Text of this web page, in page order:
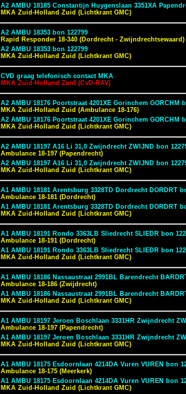
A2 AMBU 18185 Constantijn Huygenslaan 3351XA
MKA Zuid-Holland Zuid (Lichtkrant GMC)
A2 AMBU 18353 bon 122799
Rapid Responder 18-340 (Dordrecht - Zwijndrechtsewaard)
A2 AMBU 18353 bon 122799
MKA Zuid-Holland Zuid (Lichtkrant GMC)
CVD graag telefonisch contact MKA
MKA Zuid-Holland Zuid (CvD-RAV)
A2 AMBU 18176 Poortstraat 4201XE Gorinchem GORCHM
MKA Zuid-Holland Zuid (Ambulance 18-176)
A2 AMBU 18176 Poortstraat 4201XE Gorinchem GORCHM
MKA Zuid-Holland Zuid (Lichtkrant GMC)
A2 AMBU 18197 A16 Li 31,0 Zwijndrecht ZWIJND bon
Ambulance 18-197 (Papendrecht)
A2 AMBU 18197 A16 Li 31,0 Zwijndrecht ZWIJND bon
MKA Zuid-Holland Zuid (Lichtkrant GMC)
A1 AMBU 18181 Arentsburg 3328TD Dordrecht DORDRT
Ambulance 18-181 (Dordrecht)
A1 AMBU 18181 Arentsburg 3328TD Dordrecht DORDRT
MKA Zuid-Holland Zuid (Lichtkrant GMC)
A1 AMBU 18191 Rondo 3363LB Sliedrecht SLIEDR bon
Ambulance 18-191 (Dordrecht)
A1 AMBU 18191 Rondo 3363LB Sliedrecht SLIEDR bon
MKA Zuid-Holland Zuid (Lichtkrant GMC)
A1 AMBU 18186 Nassaustraat 2991BL Barendrecht
Ambulance 18-186 (Zwijdrecht)
A1 AMBU 18186 Nassaustraat 2991BL Barendrecht
MKA Zuid-Holland Zuid (Lichtkrant GMC)
A1 AMBU 18197 Jeroen Boschlaan 3331HR Zwijndrecht
Ambulance 18-197 (Papendrecht)
A1 AMBU 18197 Jeroen Boschlaan 3331HR Zwijndrecht
MKA Zuid-Holland Zuid (Lichtkrant GMC)
A1 AMBU 18175 Esdoornlaan 4214DA Vuren VUREN bon
Ambulance 18-175 (Meerkerk)
A1 AMBU 18175 Esdoornlaan 4214DA Vuren VUREN bon
MKA Zuid-Holland Zuid (Lichtkrant GMC)